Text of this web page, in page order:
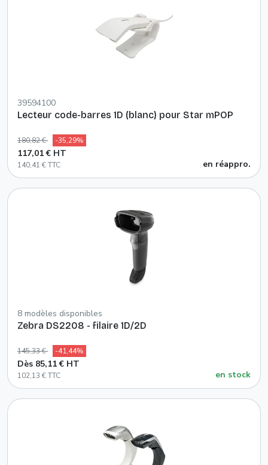
39594100
Lecteur code-barres 1D (blanc) pour Star mPOP
180,82 € -35,29%
117,01 € HT
140,41 € TTC en réappro.
8 modèles disponibles
Zebra DS2208 - filaire 1D/2D
145,33 € -41,44%
Dès 85,11 € HT
102,13 € TTC en stock